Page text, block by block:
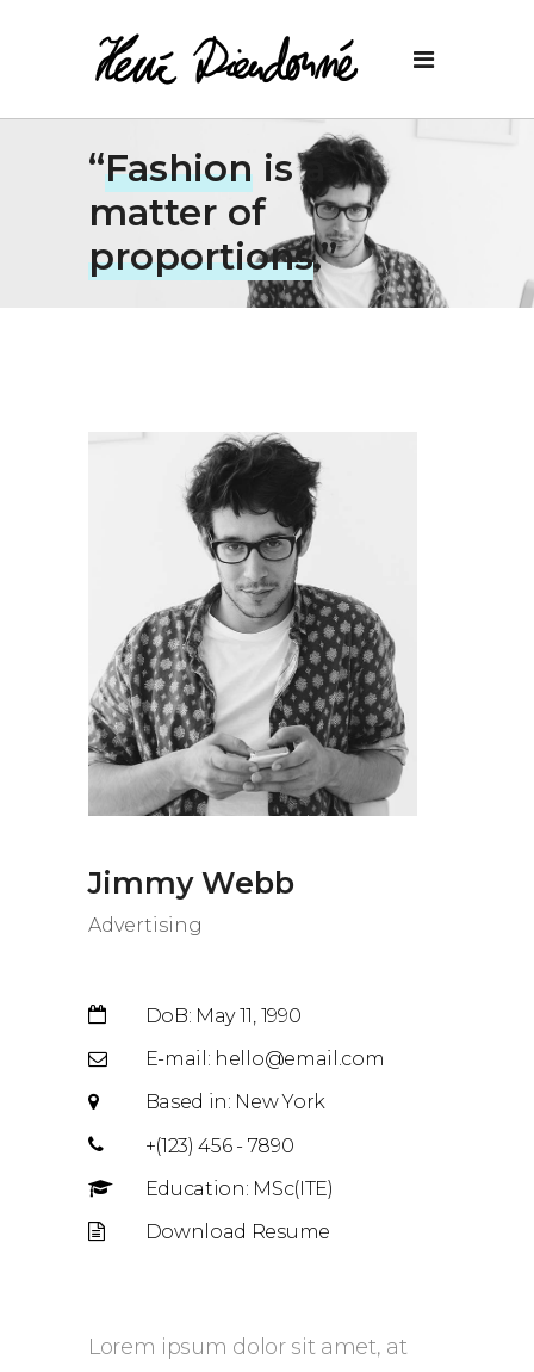
“Fashion is a
matter of
proportions.”
Jimmy Webb
Advertising
DoB: May 11, 1990
E-mail: hello@email.com
Based in: New York
+(123) 456 - 7890
Education: MSc(ITE)
Download Resume
Lorem ipsum dolor sit amet, at